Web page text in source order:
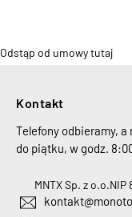
Odstąp od umowy tutaj
Kontakt
Telefony odbieramy,
do piątku, w godz.
MNTX Sp. z o.o.NIP